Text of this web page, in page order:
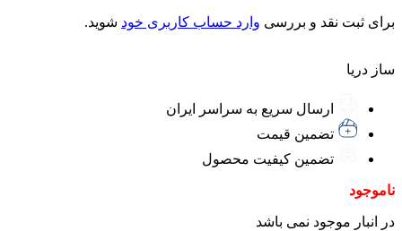
برای ثبت نقد و بررسی وارد حساب کاربری خود شوید.
ساز دریا
ارسال سریع به سراسر ایران
تضمین قیمت
تضمین کیفیت محصول
ناموجود
در انبار موجود نمی باشد